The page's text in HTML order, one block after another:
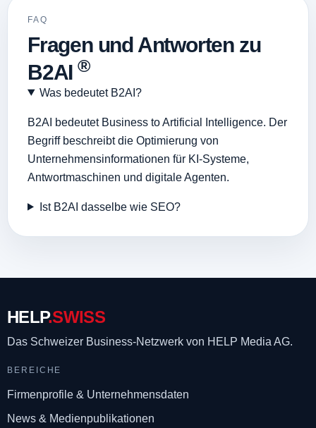
FAQ
Fragen und Antworten zu
B2AI ®
Was bedeutet B2AI?
B2AI bedeutet Business to Artificial Intelligence. Der
Begriff beschreibt die Optimierung von
Unternehmensinformationen für KI-Systeme,
Antwortmaschinen und digitale Agenten.
Ist B2AI dasselbe wie SEO?
HELP.SWISS
Das Schweizer Business-Netzwerk von HELP Media AG.
BEREICHE
Firmenprofile & Unternehmensdaten
News & Medienpublikationen